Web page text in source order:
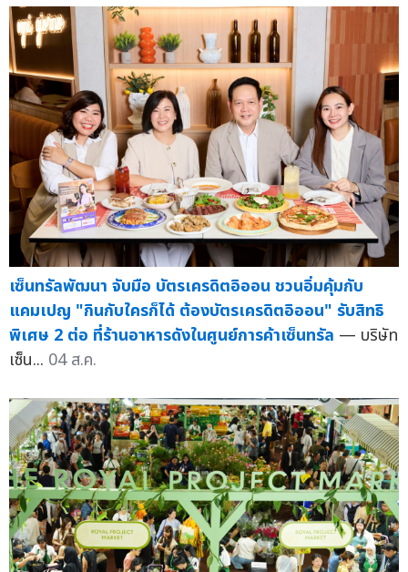
เซ็นทรัลพัฒนา จับมือ บัตรเครดิตอิออน ชวนอิ่มคุ้มกับ
แคมเปญ "กินกับใครก็ได้ ต้องบัตรเครดิตอิออน" รับสิทธิ
พิเศษ 2 ต่อ ที่ร้านอาหารดังในศูนย์การค้าเซ็นทรัล — บริษัท
เซ็น... 04 ส.ค.